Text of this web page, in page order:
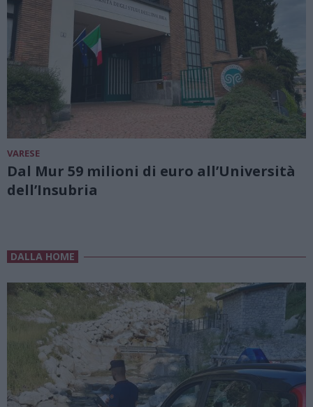
VARESE
Dal Mur 59 milioni di euro all’Università
dell’Insubria
DALLA HOME